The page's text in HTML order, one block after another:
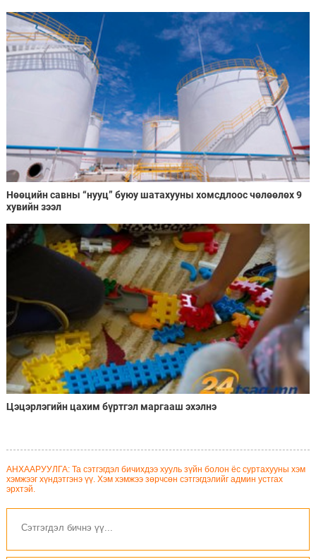
Нөөцийн савны “нууц” буюу шатахууны хомсдлоос чөлөөлөх 9
хувийн зээл
Цэцэрлэгийн цахим бүртгэл маргааш эхэлнэ
АНХААРУУЛГА: Та сэтгэгдэл бичихдээ хууль зүйн болон ёс суртахууны хэм
хэмжээг хүндэтгэнэ үү. Хэм хэмжээ зөрчсөн сэтгэгдэлийг админ устгах
эрхтэй.